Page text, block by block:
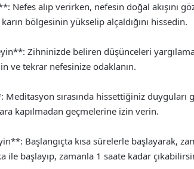
Nefes alıp verirken, nefesin doğal akışını
bölgesinin yükselip alçaldığını hissedin.
Zihninizde beliren düşünceleri
ve tekrar nefesinize odaklanın.
sırasında hissettiğiniz duyguları
kapılmadan geçmelerine izin verin.
Başlangıçta kısa sürelerle başlayarak,
ile başlayıp, zamanla 1 saate kadar